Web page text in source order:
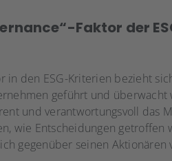
Faktor der
in den ESG-Kriterien bezieht
geführt und überwacht
und verantwortungsvoll das
wie Entscheidungen getroffen
gegenüber seinen Aktionären